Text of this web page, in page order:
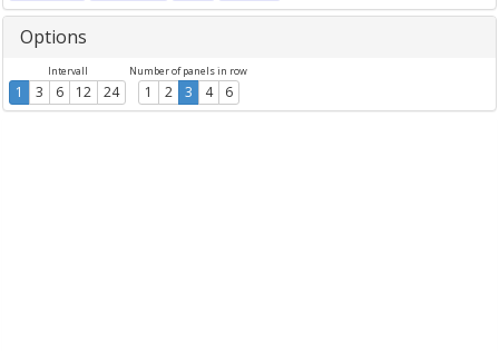
Options
Intervall
1 3 6 12 24
Number of panels in row
1 2 3 4 6